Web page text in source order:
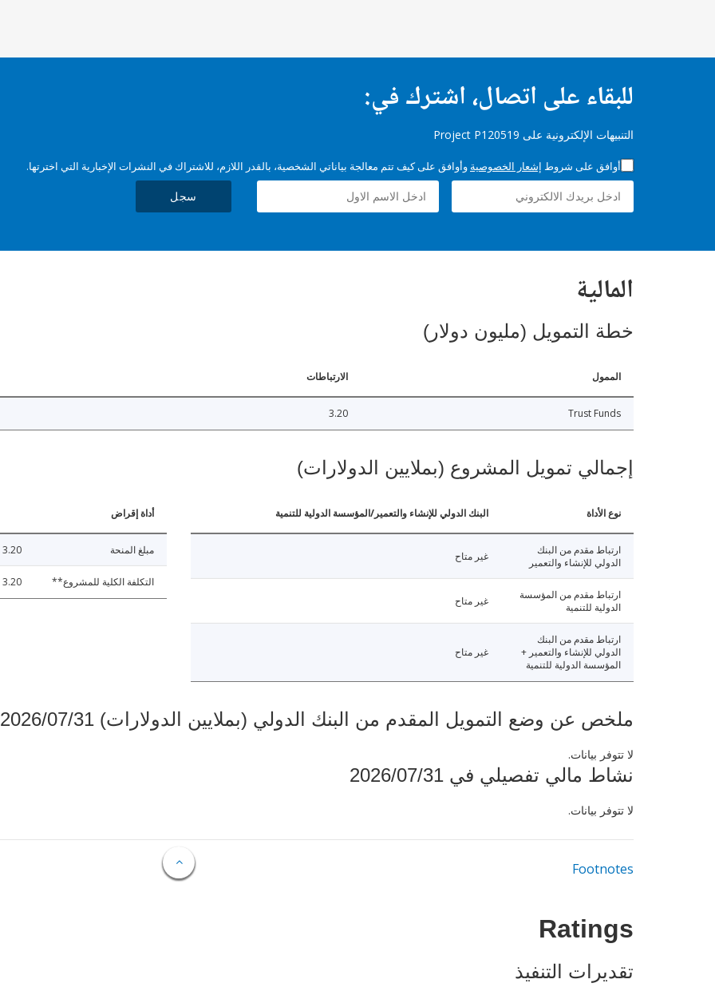
للبقاء على اتصال، اشترك في:
التنبيهات الإلكترونية على Project P120519
أوافق على شروط إشعار الخصوصية وأوافق على كيف تتم معالجة بياناتي الشخصية، بالقدر اللازم، للاشتراك في النشرات الإخبارية التي اخترتها.
سجل
المالية
خطة التمويل (مليون دولار)
الممول الارتباطات
Trust Funds
3.20
إجمالي تمويل المشروع (بملايين الدولارات)
نوع الأداة البنك الدولي للإنشاء والتعمير/المؤسسة الدولية للتنمية
ارتباط مقدم من البنك
الدولي للإنشاء والتعمير
غير متاح
ارتباط مقدم من المؤسسة
الدولية للتنمية
غير متاح
ارتباط مقدم من البنك
الدولي للإنشاء والتعمير +
المؤسسة الدولية للتنمية
غير متاح
أداة إقراض
مبلغ المنحة 3.20
التكلفة الكلية للمشروع** 3.20
ملخص عن وضع التمويل المقدم من البنك الدولي (بملايين الدولارات) 2026/07/31
لا تتوفر بيانات.
نشاط مالي تفصيلي في 2026/07/31
لا تتوفر بيانات.
Footnotes
Ratings
تقديرات التنفيذ